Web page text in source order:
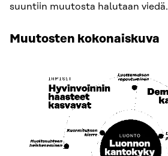
suuntiin muutosta halutaan viedä.
Muutosten kokonaiskuva